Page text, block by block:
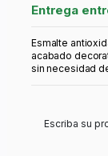
Entrega
Esmalte
acabado
sin necesidad
Escriba su